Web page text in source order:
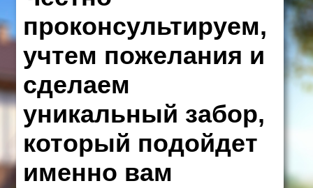
проконсультируем,
учтем пожелания и
сделаем
уникальный забор,
который подойдет
именно вам